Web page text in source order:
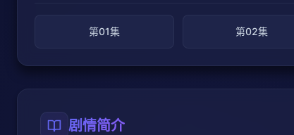
第01集 第02集
剧情简介